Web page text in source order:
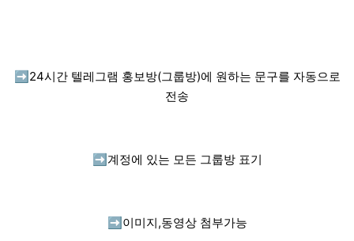
➡️ 24시간 텔레그램 홍보방(그룹방)에 원하는 문구를 자동으로
전송
➡️ 계정에 있는 모든 그룹방 표기
➡️ 이미지,동영상 첨부가능